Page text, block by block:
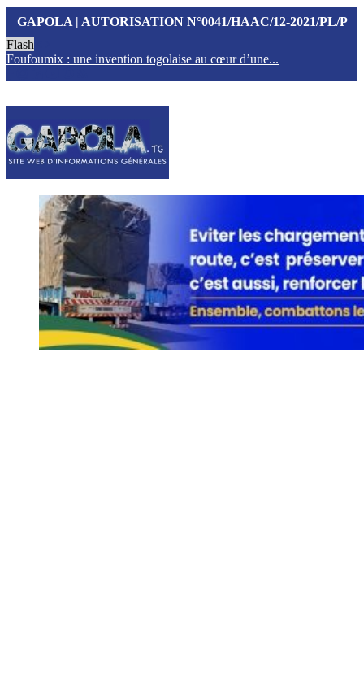
GAPOLA | AUTORISATION N°0041/HAAC/12-2021/PL/P
Flash
Foufoumix : une invention togolaise au cœur d’une...